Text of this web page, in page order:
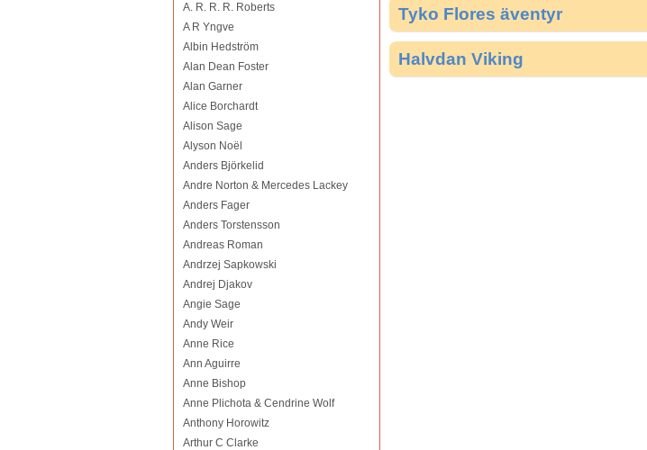
A. R. R. R. Roberts
A R Yngve
Albin Hedström
Alan Dean Foster
Alan Garner
Alice Borchardt
Alison Sage
Alyson Noël
Anders Björkelid
Andre Norton & Mercedes Lackey
Anders Fager
Anders Torstensson
Andreas Roman
Andrzej Sapkowski
Andrej Djakov
Angie Sage
Andy Weir
Anne Rice
Ann Aguirre
Anne Bishop
Anne Plichota & Cendrine Wolf
Anthony Horowitz
Arthur C Clarke
Tyko Flores äventyr
Halvdan Viking